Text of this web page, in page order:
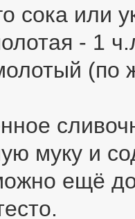
сока или
- 1
(по
муку и
ещё